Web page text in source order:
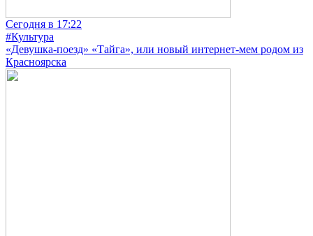
Сегодня в 17:22
#Культура
«Девушка-поезд» «Тайга», или новый интернет-мем родом из
Красноярска